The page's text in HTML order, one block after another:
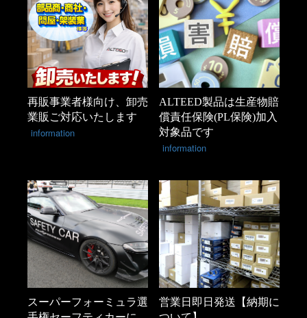
再販事業者様向け、卸売
業販ご対応いたします
information
ALTEED製品は生産物賠
償責任保険(PL保険)加入
対象品です
information
スーパーフォーミュラ選
営業日即日発送【納期に